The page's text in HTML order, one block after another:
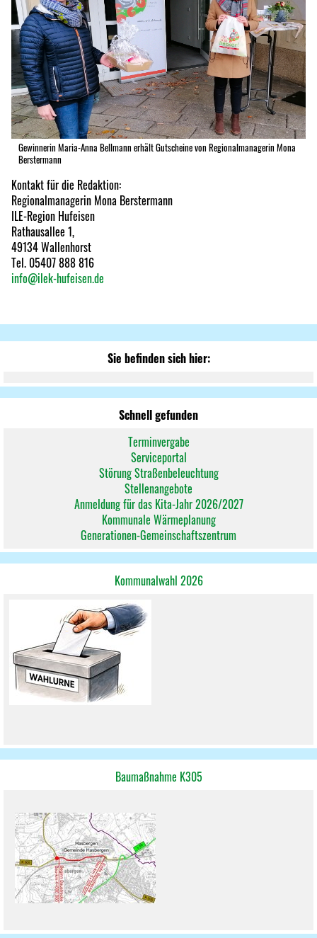
Gewinnerin Maria-Anna Bellmann erhält Gutscheine von Regionalmanagerin Mona
Berstermann
Kontakt für die Redaktion:
Regionalmanagerin Mona Berstermann
ILE-Region Hufeisen
Rathausallee 1,
49134 Wallenhorst
Tel. 05407 888 816
info@ilek-hufeisen.de
Sie befinden sich hier:
Schnell gefunden
Terminvergabe
Serviceportal
Störung Straßenbeleuchtung
Stellenangebote
Anmeldung für das Kita-Jahr 2026/2027
Kommunale Wärmeplanung
Generationen-Gemeinschaftszentrum
Kommunalwahl 2026
Baumaßnahme K305